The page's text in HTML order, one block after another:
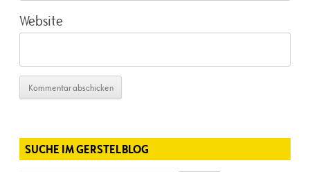
Website
SUCHE IM GERSTELBLOG